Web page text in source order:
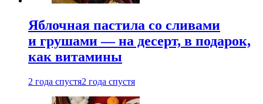
Яблочная пастила со сливами
и грушами — на десерт, в подарок,
как витамины
2 года спустя2 года спустя